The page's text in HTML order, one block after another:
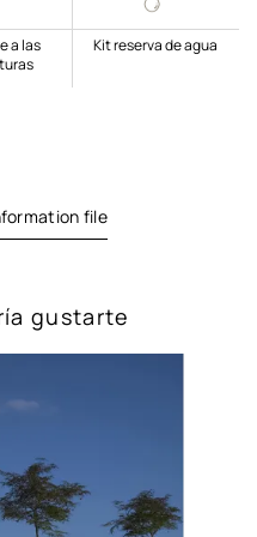
a las
Kit reserva de agua
file
gustarte